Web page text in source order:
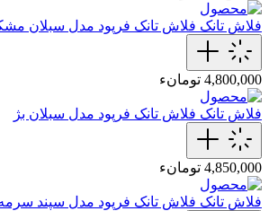
فلاش تانک فلاش تانک فرپود مدل سبلان
4,800,000 تومانء
فلاش تانک فلاش تانک فرپود مدل سبلان بژ
4,850,000 تومانء
فلاش تانک فلاش تانک فرپود مدل سپند‎ سرمه ای